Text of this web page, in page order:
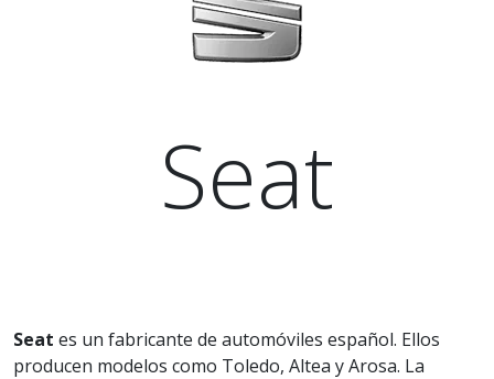
Seat
Seat es un fabricante de automóviles español. Ellos
producen modelos como Toledo, Altea y Arosa. La